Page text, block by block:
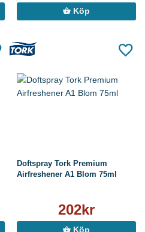
Köp
Doftspray Tork Premium
Airfreshener A1 Blom 75ml
202kr
Köp